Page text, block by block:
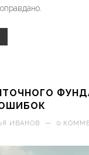
ОШИБОК
ИВАНОВ — 0